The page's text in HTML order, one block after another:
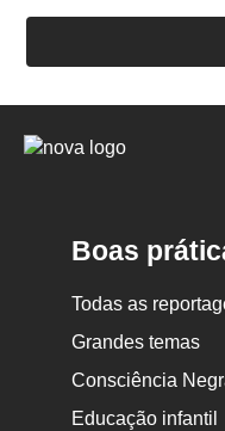
Logo
Boas
Todas as
Grandes temas
Consciência
Educação infantil